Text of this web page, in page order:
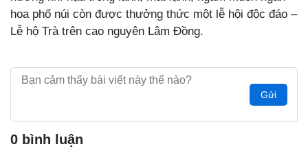
hoa phố núi còn được thưởng thức một lễ hội độc đáo –
Lễ hộ Trà trên cao nguyên Lâm Đồng.
Gửi
0 bình luận